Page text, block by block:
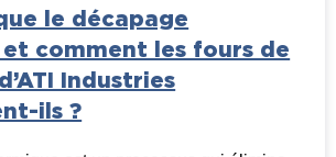
le décapage
comment les fours de
Industries
ils ?